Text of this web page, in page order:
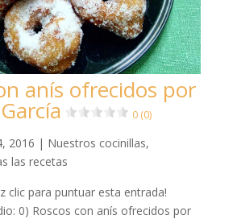
anís ofrecidos por
0 (0)
2016 | Nuestros cocinillas,
las recetas
clic para puntuar esta entrada!
0) Roscos con anís ofrecidos por